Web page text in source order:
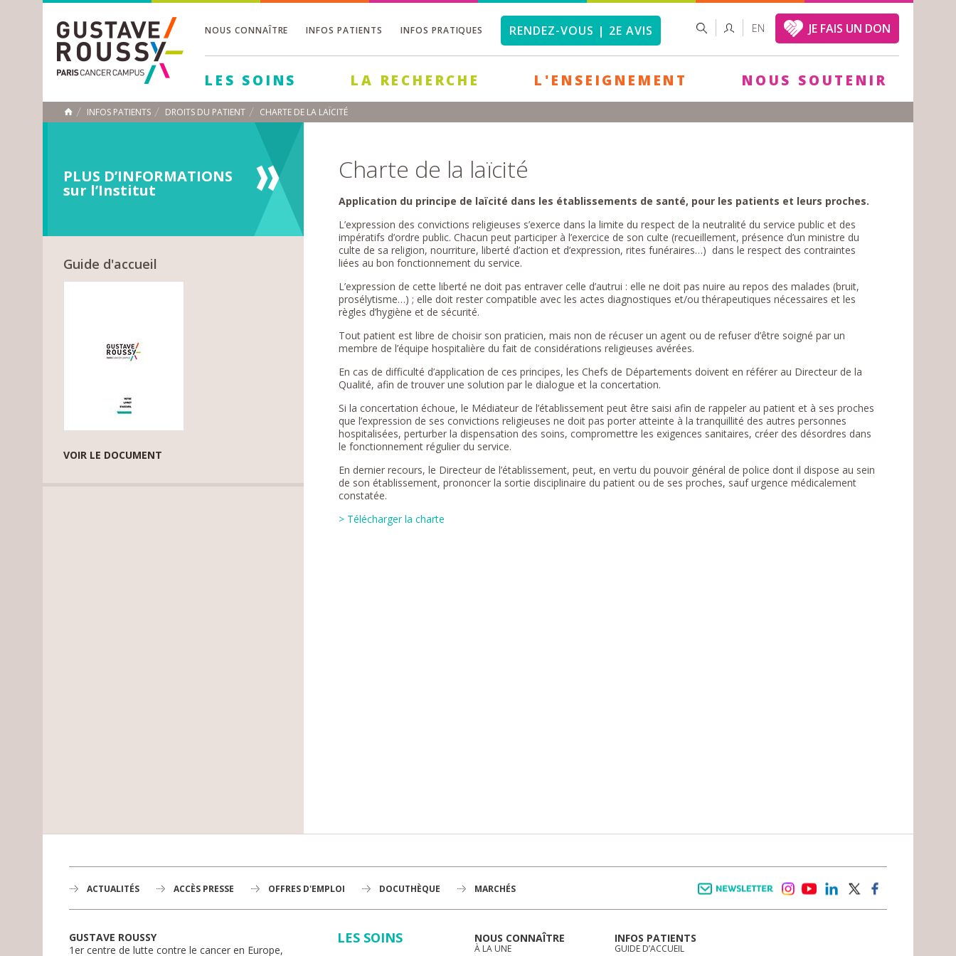
NOUS CONNAÎTRE INFOS PATIENTS INFOS PRATIQUES RENDEZ-VOUS | 2E AVIS FORMULAIRE
DE
RECHERCHER EN JE FAIS UN DON
LES SOINS LA RECHERCHE L'ENSEIGNEMENT NOUS SOUTENIR
ACCUEIL
INFOS PATIENTS DROITS DU PATIENT CHARTE DE LA LAÏCITÉ
PLUS D’INFORMATIONS
sur l’Institut
Guide d'accueil
VOIR LE DOCUMENT
Charte de la laïcité
Application du principe de laïcité dans les établissements de santé, pour les patients et leurs proches.
L’expression des convictions religieuses s’exerce dans la limite du respect de la neutralité du service public et des
impératifs d’ordre public. Chacun peut participer à l’exercice de son culte (recueillement, présence d’un ministre du
culte de sa religion, nourriture, liberté d’action et d’expression, rites funéraires…) dans le respect des contraintes
liées au bon fonctionnement du service.
L’expression de cette liberté ne doit pas entraver celle d’autrui : elle ne doit pas nuire au repos des malades (bruit,
prosélytisme…) ; elle doit rester compatible avec les actes diagnostiques et/ou thérapeutiques nécessaires et les
règles d’hygiène et de sécurité.
Tout patient est libre de choisir son praticien, mais non de récuser un agent ou de refuser d’être soigné par un
membre de l’équipe hospitalière du fait de considérations religieuses avérées.
En cas de difficulté d’application de ces principes, les Chefs de Départements doivent en référer au Directeur de la
Qualité, afin de trouver une solution par le dialogue et la concertation.
Si la concertation échoue, le Médiateur de l’établissement peut être saisi afin de rappeler au patient et à ses proches
que l’expression de ses convictions religieuses ne doit pas porter atteinte à la tranquillité des autres personnes
hospitalisées, perturber la dispensation des soins, compromettre les exigences sanitaires, créer des désordres dans
le fonctionnement régulier du service.
En dernier recours, le Directeur de l’établissement, peut, en vertu du pouvoir général de police dont il dispose au sein
de son établissement, prononcer la sortie disciplinaire du patient ou de ses proches, sauf urgence médicalement
constatée.
> Télécharger la charte
ACTUALITÉS ACCÈS PRESSE OFFRES D'EMPLOI DOCUTHÈQUE MARCHÉS
GUSTAVE ROUSSY
1er centre de lutte contre le cancer en Europe,
LES SOINS
NOUS CONNAÎTRE
À LA UNE
INFOS PATIENTS
GUIDE D’ACCUEIL